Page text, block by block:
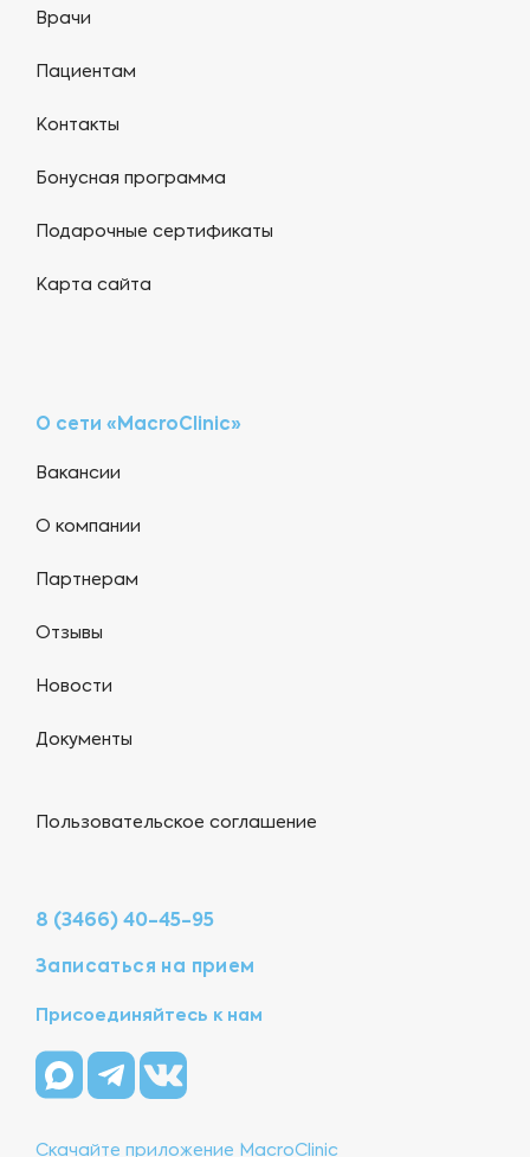
Врачи
Пациентам
Контакты
Бонусная программа
Подарочные сертификаты
Карта сайта
О сети «MacroClinic»
Вакансии
О компании
Партнерам
Отзывы
Новости
Документы
Пользовательское соглашение
8 (3466) 40-45-95
Записаться на прием
Присоединяйтесь к нам
Скачайте приложение MacroClinic